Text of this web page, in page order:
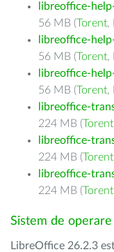
libreoffice-
56 MB (Torent,
libreoffice-
56 MB (Torent,
libreoffice-
56 MB (Torent,
libreoffice-
224 MB (Torent
libreoffice-
224 MB (Torent
libreoffice-
224 MB (Torent
Sistem de operare
LibreOffice 26.2.3